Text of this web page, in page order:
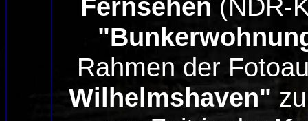
Fernsehen (NDR-
Rahmen der
Wilhelmshaven"